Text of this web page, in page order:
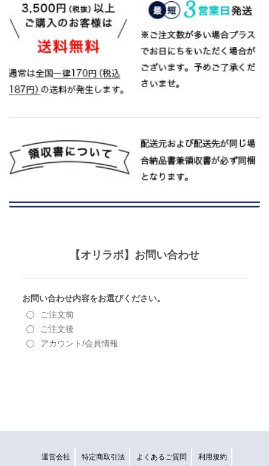
運営会社 特定商取引法 よくあるご質問 利用規約